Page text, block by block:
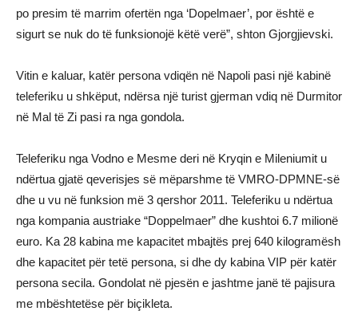
po presim të marrim ofertën nga ‘Dopelmaer’, por është e
sigurt se nuk do të funksionojë këtë verë”, shton Gjorgjievski.
Vitin e kaluar, katër persona vdiqën në Napoli pasi një kabinë
teleferiku u shkëput, ndërsa një turist gjerman vdiq në Durmitor
në Mal të Zi pasi ra nga gondola.
Teleferiku nga Vodno e Mesme deri në Kryqin e Mileniumit u
ndërtua gjatë qeverisjes së mëparshme të VMRO-DPMNE-së
dhe u vu në funksion më 3 qershor 2011. Teleferiku u ndërtua
nga kompania austriake “Doppelmaer” dhe kushtoi 6.7 milionë
euro. Ka 28 kabina me kapacitet mbajtës prej 640 kilogramësh
dhe kapacitet për tetë persona, si dhe dy kabina VIP për katër
persona secila. Gondolat në pjesën e jashtme janë të pajisura
me mbështetëse për biçikleta.